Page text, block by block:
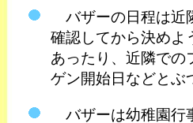
バザーの日程は近
確認してから決めよ
あったり、近隣での
ゲン開始日などとぶ
バザーは幼稚園行